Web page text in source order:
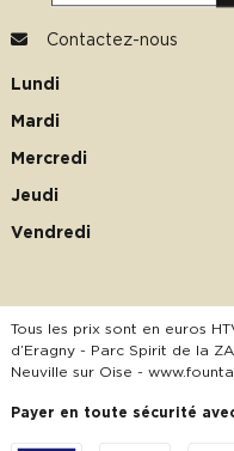
Contactez-nous
Lundi
Mardi
Mercredi
Jeudi
Vendredi
Tous les prix sont en euros
d’Eragny - Parc Spirit de la
Neuville sur Oise -
Payer en toute sécurité